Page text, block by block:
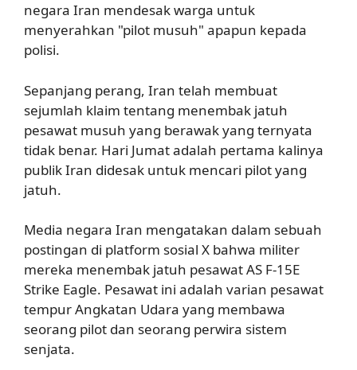
negara Iran mendesak warga untuk
menyerahkan "pilot musuh" apapun kepada
polisi.
Sepanjang perang, Iran telah membuat
sejumlah klaim tentang menembak jatuh
pesawat musuh yang berawak yang ternyata
tidak benar. Hari Jumat adalah pertama kalinya
publik Iran didesak untuk mencari pilot yang
jatuh.
Media negara Iran mengatakan dalam sebuah
postingan di platform sosial X bahwa militer
mereka menembak jatuh pesawat AS F-15E
Strike Eagle. Pesawat ini adalah varian pesawat
tempur Angkatan Udara yang membawa
seorang pilot dan seorang perwira sistem
senjata.